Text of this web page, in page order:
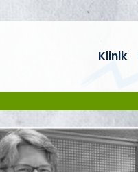
Klinik